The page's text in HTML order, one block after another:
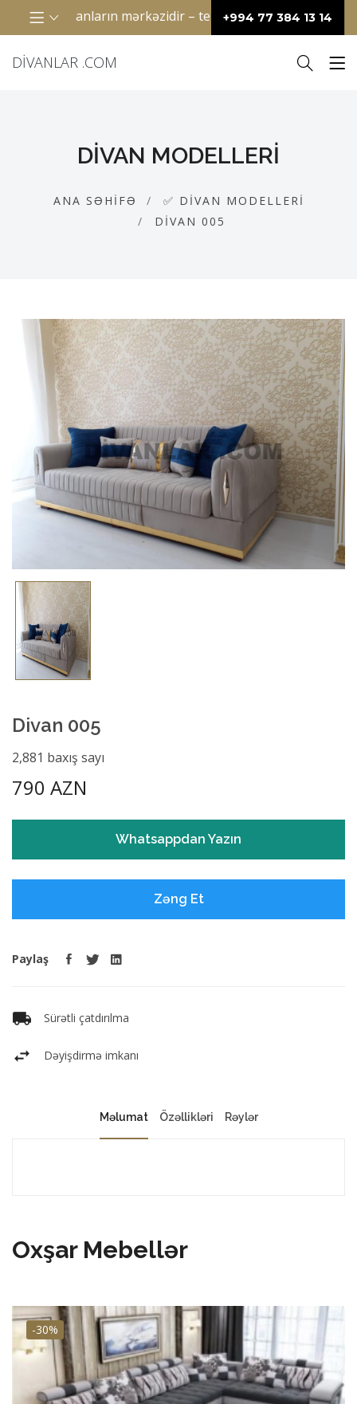
anların mərkəzidir – televizor qarşısında
+994 77 384 13 14
DIVANLAR .COM
DIVAN MODELLERI
ANA SƏHIFƏ
✅ DIVAN MODELLERI
DIVAN 005
Divan 005
2,881 baxış sayı
790 AZN
Whatsappdan Yazın
Zəng Et
Paylaş
Sürətli çatdırılma
Dəyişdirmə imkanı
Məlumat Özəllikləri Rəylər
Oxşar Mebellər
-30%